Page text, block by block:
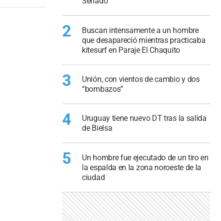
2
Buscan intensamente a un hombre
que desapareció mientras practicaba
kitesurf en Paraje El Chaquito
3
Unión, con vientos de cambio y dos
“bombazos”
4
Uruguay tiene nuevo DT tras la salida
de Bielsa
5
Un hombre fue ejecutado de un tiro en
la espalda en la zona noroeste de la
ciudad